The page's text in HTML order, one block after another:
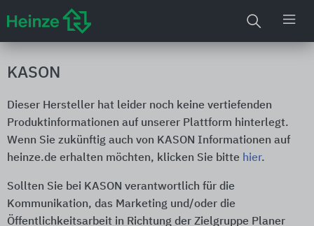
KASON
Dieser Hersteller hat leider noch keine vertiefenden
Produktinformationen auf unserer Plattform hinterlegt.
Wenn Sie zukünftig auch von KASON Informationen auf
heinze.de erhalten möchten, klicken Sie bitte hier.
Sollten Sie bei KASON verantwortlich für die
Kommunikation, das Marketing und/oder die
Öffentlichkeitsarbeit in Richtung der Zielgruppe Planer